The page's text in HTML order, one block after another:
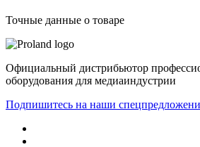
Точные данные о товаре
Официальный дистрибьютор
оборудования для медиаиндустрии
Подпишитесь на наши